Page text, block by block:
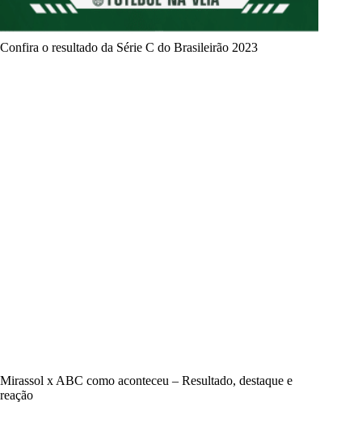
Confira o resultado da Série C do Brasileirão 2023
Mirassol x ABC como aconteceu – Resultado, destaque e
reação